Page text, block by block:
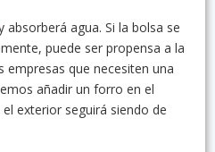
absorberá agua. Si la bolsa se
puede ser propensa a la
empresas que necesiten una
añadir un forro en el
exterior seguirá siendo de